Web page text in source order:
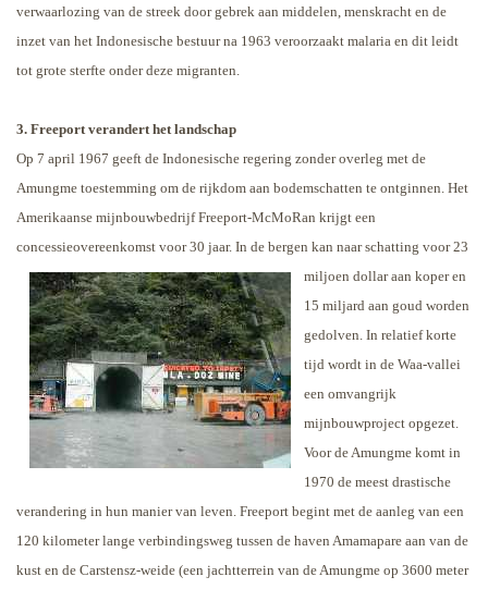
verwaarlozing van de streek door gebrek aan middelen, menskracht en de
inzet van het Indonesische bestuur na 1963 veroorzaakt malaria en dit leidt
tot grote sterfte onder deze migranten.
3. Freeport verandert het landschap
Op 7 april 1967 geeft de Indonesische regering zonder overleg met de
Amungme toestemming om de rijkdom aan bodemschatten te ontginnen. Het
Amerikaanse mijnbouwbedrijf Freeport-McMoRan krijgt een
concessieovereenkomst voor 30 jaar. In de bergen kan naar schatting voor 23
miljoen dollar aan koper en
15 miljard aan goud worden
gedolven. In relatief korte
tijd wordt in de Waa-vallei
een omvangrijk
mijnbouwproject opgezet.
Voor de Amungme komt in
1970 de meest drastische
verandering in hun manier van leven. Freeport begint met de aanleg van een
120 kilometer lange verbindingsweg tussen de haven Amamapare aan van de
kust en de Carstensz-weide (een jachtterrein van de Amungme op 3600 meter